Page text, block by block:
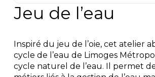
Jeu de l’eau
Inspiré du jeu de l’oie, cet atelier
cycle de l’eau de Limoges
cycle naturel de l’eau. Il permet